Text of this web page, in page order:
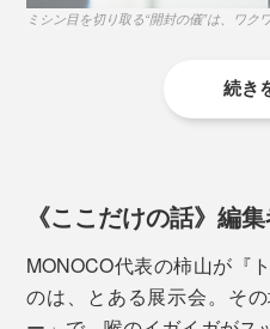
めです。
す。
創業者、ジム・マクミラン
ト。マヌカの花で覆われた
ミシン目を切り取る“開封の儀”は、ワク
落下試験をクリアした丈夫
としない設計。1.8ｍの高
スボトルが割れることはあ
続き
《ここだけの話》編
MONOCO代表の柿山が『
のは、とある展示会。そ